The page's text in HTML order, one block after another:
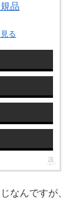
品
る
なんですが、